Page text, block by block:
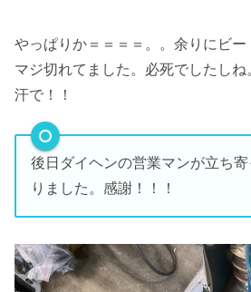
やっぱりか＝＝＝＝。。余りにビー
マジ切れてました。必死でしたしね
汗で！！
後日ダイヘンの営業マンが立ち
りました。感謝！！！